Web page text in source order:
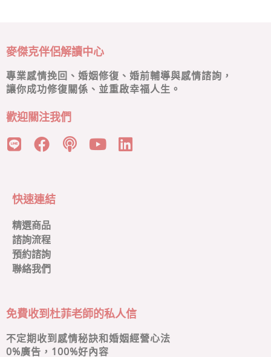
麥傑克伴侶解讀中心
專業感情挽回、婚姻修復、婚前輔導與感情諮詢，
讓你成功修復關係、並重啟幸福人生。
歡迎關注我們
快速連結
精選商品
諮詢流程
預約諮詢
聯絡我們
免費收到杜菲老師的私人信
不定期收到感情秘訣和婚姻經營心法
0%廣告，100%好內容